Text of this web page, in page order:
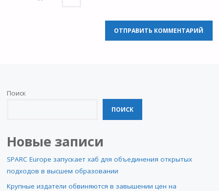
Поиск
ПОИСК
Новые записи
SPARC Europe запускает хаб для объединения открытых
подходов в высшем образовании
Крупные издатели обвиняются в завышении цен на